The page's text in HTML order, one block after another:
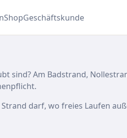
ShopGeschäftskunde
sind? Am Badstrand,
darf, wo freies Laufen